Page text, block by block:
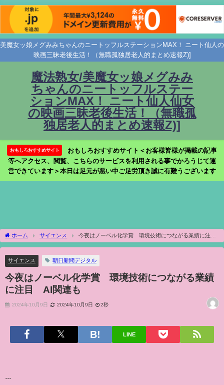
美魔女ッ娘メグみみちゃんのニートッフルステーションMAX！ ニート仙人の
映画三昧老後生活！（無職孤独居老人的まとめ速報Z)]
魔法熟女/美魔女ッ娘メグみみ
ちゃんのニートッフルステー
ションMAX！ ニート仙人仙女
の映画三昧老後生活！（無職孤
独居老人的まとめ速報Z)]
おもしろおすすめサイト
おもしろおすすめサイト＜お客様皆様が掲載の記事
等へアクセス、閲覧、こちらのサービスを利用される事でかろうじて運
営できています＞本日は足元が悪い中ご足労頂き誠に有難うございます
ホーム サイエンス
今夜はノーベル化学賞 環境技術につながる業績に注
目 AI関連も
サイエンス 朝日新聞デジタル
今夜はノーベル化学賞 環境技術につながる業績
に注目 AI関連も
2024年10月9日 2024年10月9日 2秒
LINE
...